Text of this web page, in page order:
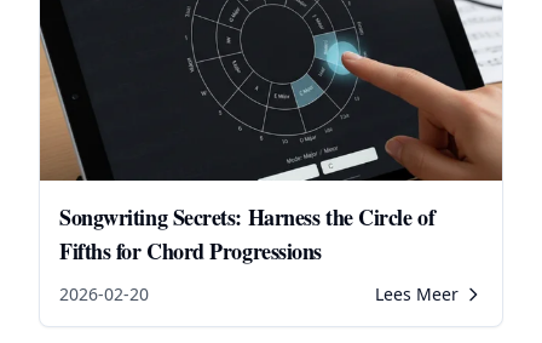
Songwriting Secrets: Harness the Circle of
Fifths for Chord Progressions
2026-02-20 Lees Meer